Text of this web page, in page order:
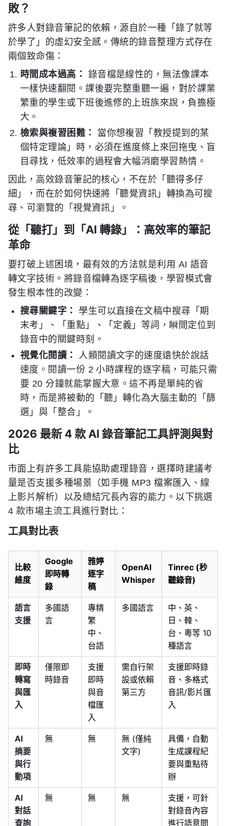
敗？
許多人對錄音筆記的依賴，源自於一種「錄了就等
於學了」的虛幻安全感。傳統的錄音整理方式存在
兩個致命傷：
時間成本過高：
錄音檔是線性的，無法像課本
一樣快速翻閱。課後要完整重聽一遍，對於課業
繁重的學生或下班後進修的上班族來說，負擔極
大。
檢索與複習困難：
當你想複習「教授提到的某
個特定理論」時，必須在進度條上來回拖曳、盲
目尋找，低效率的過程會大幅消磨學習熱情。
因此，高效錄音筆記的核心，不在於「聽得多仔
細」，而在於如何快速將「聽覺資訊」轉換為可搜
尋、可瀏覽的「視覺資訊」。
從「聽打」到「AI 轉錄」：高效率的筆記
革命
要打破上述困境，最有效的方法就是利用 AI 語音
轉文字技術。將錄音檔轉為逐字稿後，學習模式會
發生根本性的改變：
搜尋關鍵字：
學生可以直接在文稿中搜尋「期
末考」、「重點」、「定義」等詞，瞬間定位到
錄音中的關鍵時刻。
視覺化閱讀：
人類閱讀文字的速度遠快於說話
速度。閱讀一份 2 小時課程的逐字稿，可能只需
要 20 分鐘就能掌握大意。這不再是單純的省
時，而是將被動的「聽」轉化為大腦主動的「篩
選」與「整合」。
2026 最新 4 款 AI 錄音筆記工具評測與對
比
市面上有許多工具能協助處理錄音，選擇時建議考
量是否支援多種場景（如手機 MP3 檔案匯入、線
上影片解析）以及總結冗長內容的能力。以下挑選
4 款市場主流工具進行對比：
工具對比表
比較
維度
Google
即時轉
錄
雅婷
逐字
稿
OpenAI
Whisper
Tinrec (秒
聽錄音)
語言
支援
多國語
言
專精
繁
中、
台語
多國語言
中、英、
日、韓、
台、粵等 10
種語言
即時
轉寫
與匯
入
僅限即
時錄音
支援
即時
與音
檔匯
入
需自行架
設或依賴
第三方
支援即時錄
音、多格式
音訊/影片匯
入
AI
摘要
與行
動項
無 無
無 (僅純
文字)
具備，自動
生成課程紀
要與重點待
辦
AI
對話
查詢
無 無 無
支援，可針
對錄音內容
進行語意問